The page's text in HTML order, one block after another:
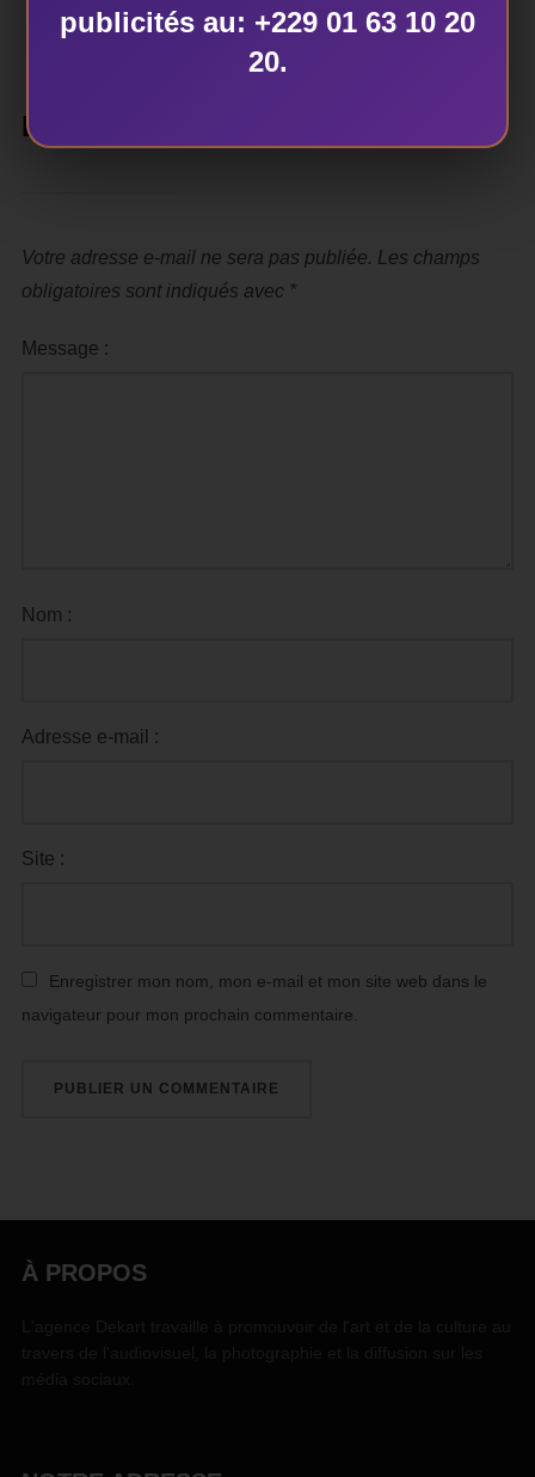
LAISSER UN COMMENTAIRE
Votre adresse e-mail ne sera pas publiée. Les champs
obligatoires sont indiqués avec *
Message :
Nom :
Adresse e-mail :
Site :
Enregistrer mon nom, mon e-mail et mon site web dans le
navigateur pour mon prochain commentaire.
À PROPOS
publicités au: +229 01 63 10 20
20.